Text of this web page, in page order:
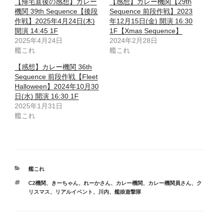
機関 39th Sequence【後段
作戦】2025年4月24日(木)
開演 14:45 1F
2025年4月24日
艦これ
Sequence 前段作戦】2023
年12月15日(金) 開演 16:30
1F【Xmas Sequence】
2024年2月28日
艦これ
【感想】カレー機関 36th
Sequence 前段作戦【Fleet
Halloween】2024年10月30
日(水) 開演 16:30 1F
2025年1月31日
艦これ
カ
ゴ
リ
艦これ
タ
グ
C2機関、 きーちゃん、 れーかさん、 カレー機関、 カレー機関員さん、
ク
リスマス、 リアルイベント 、 川内、 艦娘遊撃隊